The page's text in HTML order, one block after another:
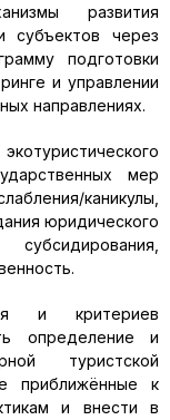
развития
субъектов через
подготовки
и управлении
направлениях.
мер
каникулы,
юридического
и критериев
определение и
туристской
приближённые к
и внести в